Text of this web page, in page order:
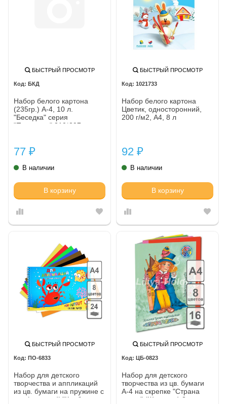
БЫСТРЫЙ ПРОСМОТР
БКД
Набор белого картона
(235гр.) А-4, 10 л.
"Беседка" серия
"Паллацио" 210*297
77 ₽
В наличии
В корзину
БЫСТРЫЙ ПРОСМОТР
1021733
Набор белого картона
Цветик, односторонний,
200 г/м2, А4, 8 л
92 ₽
В наличии
В корзину
БЫСТРЫЙ ПРОСМОТР
ПО-6833
Набор для детского
творчества и аппликаций
из цв. бумаги на пружине с
перфорацией "Крабик
БЫСТРЫЙ ПРОСМОТР
ЦБ-0823
Набор для детского
творчества из цв. бумаги
А-4 на скрепке "Страна
чудес" (Шляпник) 2-х стор.